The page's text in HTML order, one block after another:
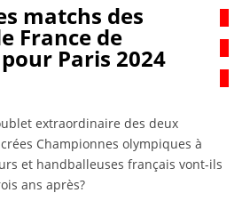
matchs des
France de
Paris 2024
extraordinaire des deux
Championnes olympiques à
et handballeuses français vont-ils
ans après?